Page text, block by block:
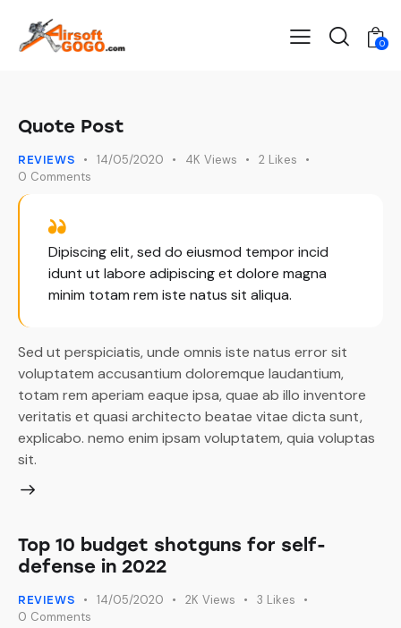
0
Quote Post
REVIEWS 14/05/2020 4K Views 2 Likes
0 Comments
Dipiscing elit, sed do eiusmod tempor incid
idunt ut labore adipiscing et dolore magna
minim totam rem iste natus sit aliqua.
Sed ut perspiciatis, unde omnis iste natus error sit
voluptatem accusantium doloremque laudantium,
totam rem aperiam eaque ipsa, quae ab illo inventore
veritatis et quasi architecto beatae vitae dicta sunt,
explicabo. nemo enim ipsam voluptatem, quia voluptas
sit.
Top 10 budget shotguns for self-
defense in 2022
REVIEWS 14/05/2020 2K Views 3 Likes
0 Comments